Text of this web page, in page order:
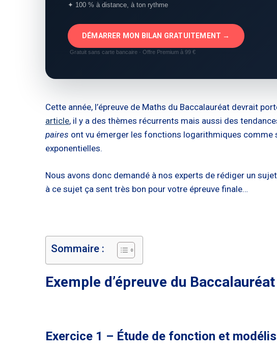
✦ 100 % à distance, à ton rythme
DÉMARRER MON BILAN GRATUITEMENT →
Gratuit sans carte bancaire · Offre Premium à 99 €
Cette année, l’épreuve de Maths du Baccalauréat devrait
article, il y a des thèmes récurrents mais aussi des
paires ont vu émerger les fonctions logarithmiques comme
exponentielles.
Nous avons donc demandé à nos experts de rédiger un
à ce sujet ça sent très bon pour votre épreuve finale…
Sommaire :
Exemple d’épreuve du
Exercice 1 – Étude de fonction et